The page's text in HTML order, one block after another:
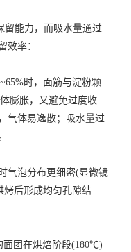
能力，而吸水量通过
效率：
时，面筋与淀粉颗
膨胀，又避免过度收
气体易逸散；吸水量过
泡分布更细密(显微镜
烤后形成均匀孔隙结
团在烘焙阶段(180℃)